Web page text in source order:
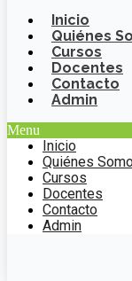
Inicio
Quiénes
Cursos
Docentes
Contacto
Admin
Menu
Inicio
Quiénes
Cursos
Docentes
Contacto
Admin